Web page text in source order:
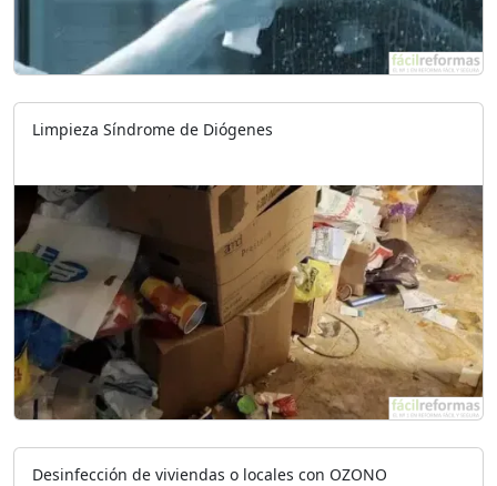
Limpieza Síndrome de Diógenes
Desinfección de viviendas o locales con OZONO